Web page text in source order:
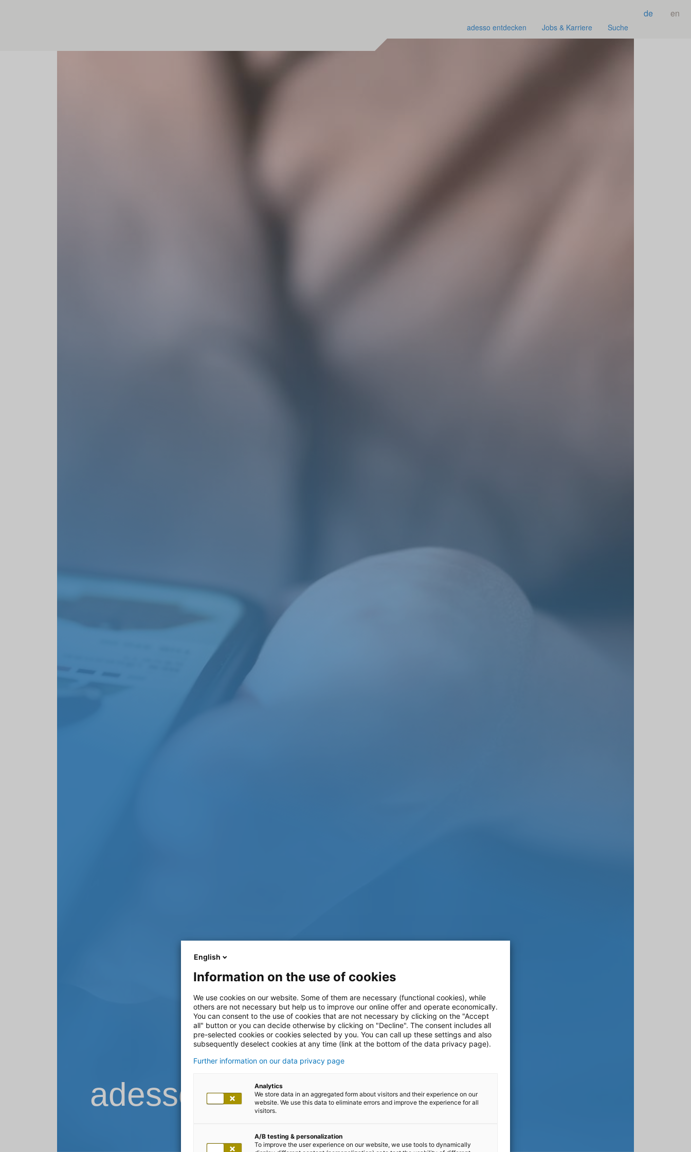
de en
adesso entdecken Jobs & Karriere Suche
adesso Blog
English
Information on the use of cookies
We use cookies on our website. Some of them are necessary (functional cookies), while
others are not necessary but help us to improve our online offer and operate economically.
You can consent to the use of cookies that are not necessary by clicking on the "Accept
all" button or you can decide otherwise by clicking on "Decline". The consent includes all
pre-selected cookies or cookies selected by you. You can call up these settings and also
subsequently deselect cookies at any time (link at the bottom of the data privacy page).
Further information on our data privacy page
Analytics
We store data in an aggregated form about visitors and their experience on our
website. We use this data to eliminate errors and improve the experience for all
visitors.
A/B testing & personalization
To improve the user experience on our website, we use tools to dynamically